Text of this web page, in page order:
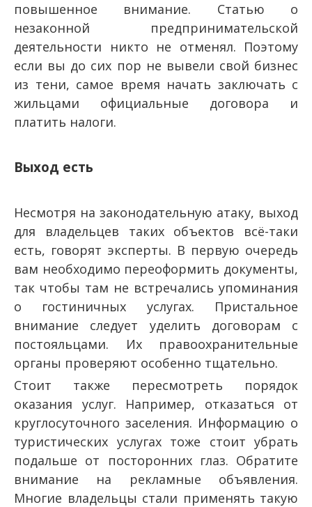
повышенное внимание. Статью о
незаконной предпринимательской
деятельности никто не отменял. Поэтому
если вы до сих пор не вывели свой бизнес
из тени, самое время начать заключать с
жильцами официальные договора и
платить налоги.
Выход есть
Несмотря на законодательную атаку, выход
для владельцев таких объектов всё-таки
есть, говорят эксперты. В первую очередь
вам необходимо переоформить документы,
так чтобы там не встречались упоминания
о гостиничных услугах. Пристальное
внимание следует уделить договорам с
постояльцами. Их правоохранительные
органы проверяют особенно тщательно.
Стоит также пересмотреть порядок
оказания услуг. Например, отказаться от
круглосуточного заселения. Информацию о
туристических услугах тоже стоит убрать
подальше от посторонних глаз. Обратите
внимание на рекламные объявления.
Многие владельцы стали применять такую